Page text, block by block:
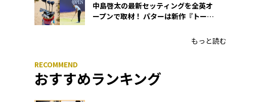
中島啓太の最新セッティングを全英オ
ープンで取材！ パターは新作『トーチ
もっと読む
おすすめランキング